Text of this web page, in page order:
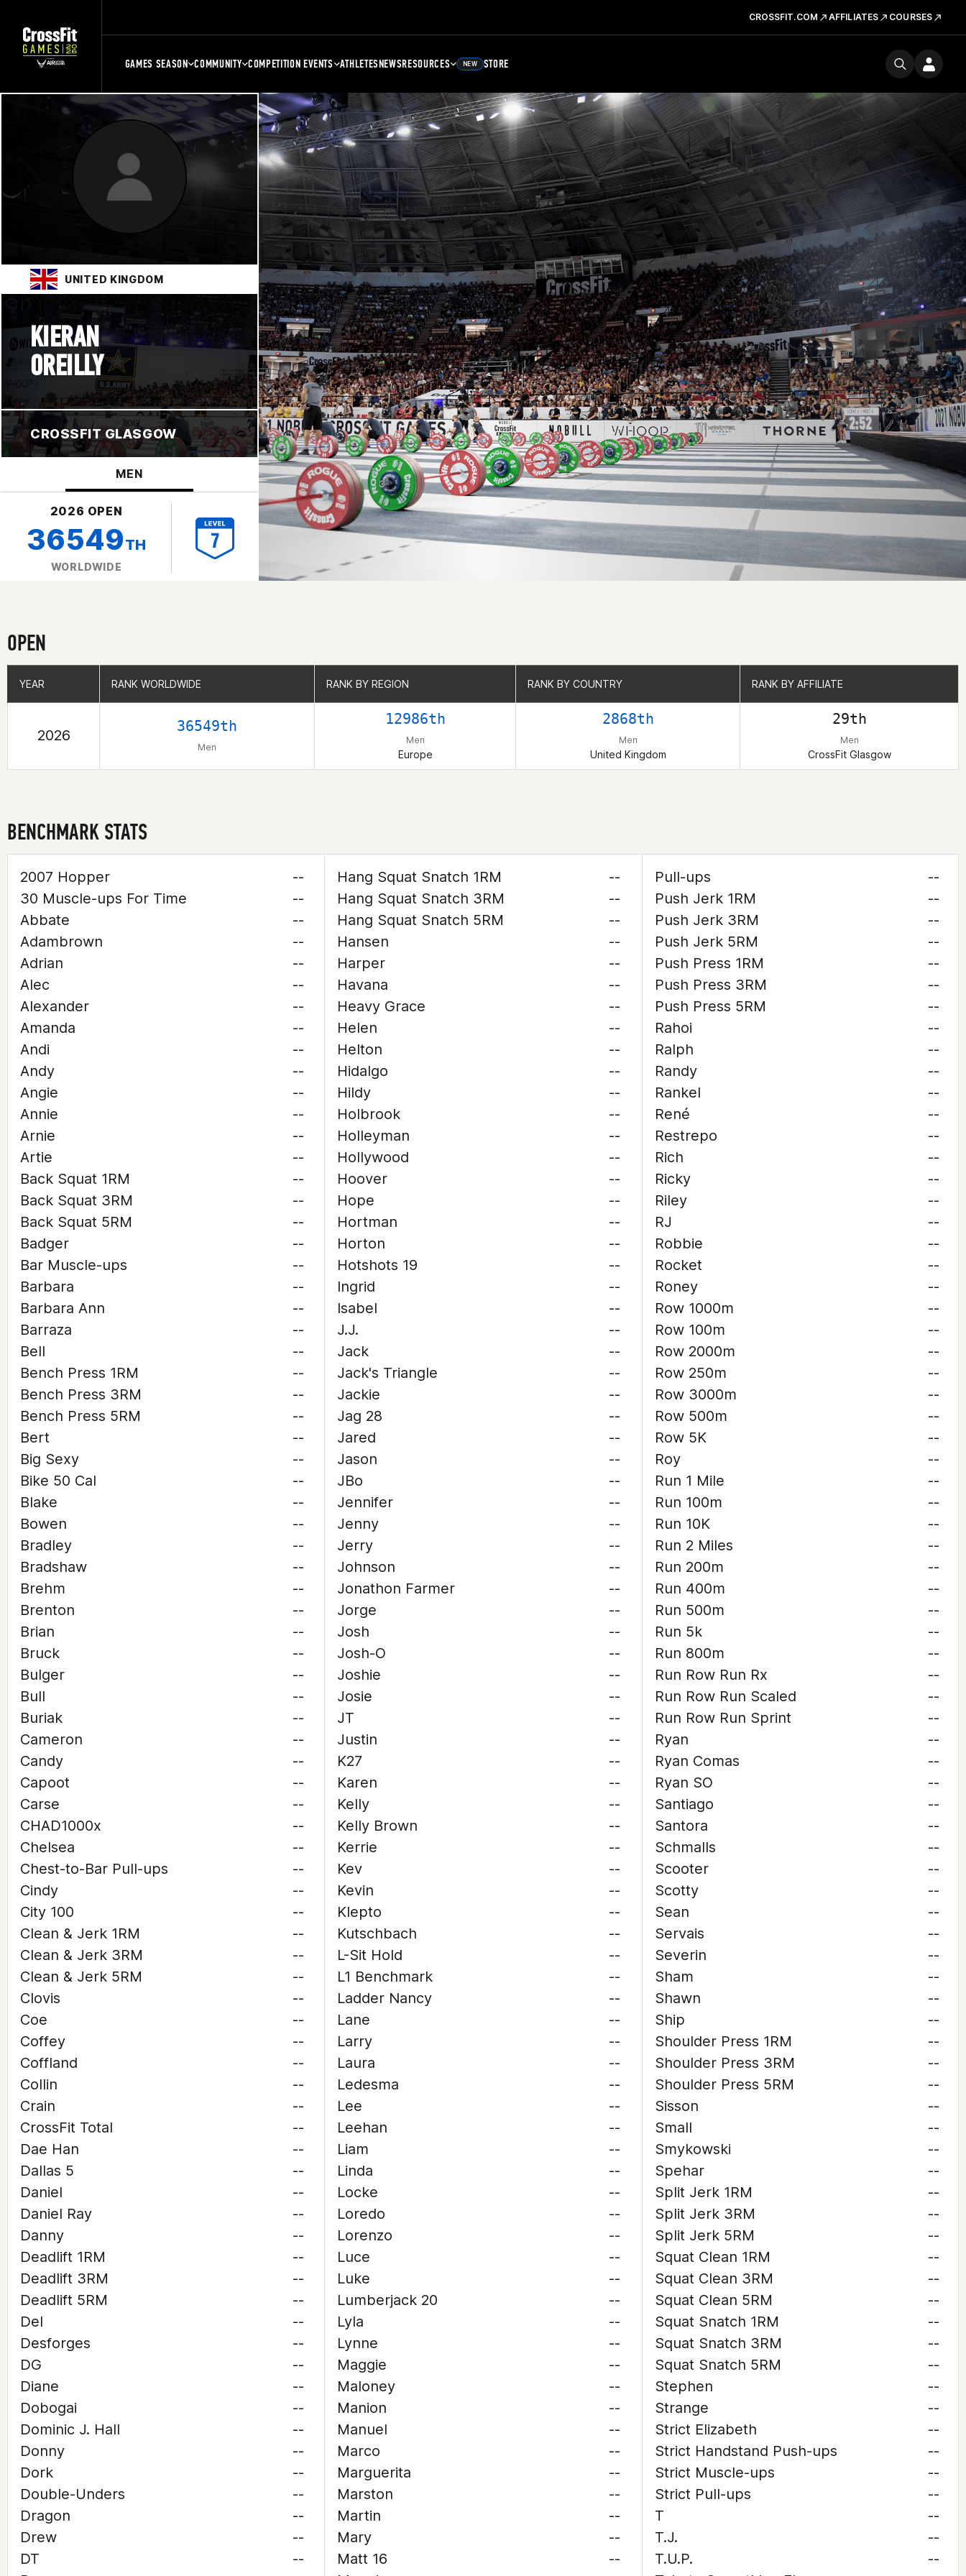
CROSSFIT.COM AFFILIATES COURSES
GAMES SEASON COMMUNITY COMPETITION EVENTS ATHLETESNEWSRESOURCES NEW STORE
UNITED KINGDOM
KIERAN
OREILLY
CROSSFIT GLASGOW
MEN
2026 OPEN
36549TH
WORLDWIDE
OPEN
YEAR RANK WORLDWIDE RANK BY REGION RANK BY COUNTRY RANK BY AFFILIATE
2026
36549th
Men
12986th
Men
Europe
2868th
Men
United Kingdom
29th
Men
CrossFit Glasgow
YEAR RANK WORLDWIDE RANK BY REGION RANK BY COUNTRY RANK BY AFFILIATE
BENCHMARK STATS
2007 Hopper
--
30 Muscle-ups For Time
--
Abbate
--
Adambrown
--
Adrian
--
Alec
--
Alexander
--
Amanda
--
Andi
--
Andy
--
Angie
--
Annie
--
Arnie
--
Artie
--
Back Squat 1RM
--
Back Squat 3RM
--
Back Squat 5RM
--
Badger
--
Bar Muscle-ups
--
Barbara
--
Barbara Ann
--
Barraza
--
Bell
--
Bench Press 1RM
--
Bench Press 3RM
--
Bench Press 5RM
--
Bert
--
Big Sexy
--
Bike 50 Cal
--
Blake
--
Bowen
--
Bradley
--
Bradshaw
--
Brehm
--
Brenton
--
Brian
--
Bruck
--
Bulger
--
Bull
--
Buriak
--
Cameron
--
Candy
--
Capoot
--
Carse
--
CHAD1000x
--
Chelsea
--
Chest-to-Bar Pull-ups
--
Cindy
--
City 100
--
Clean & Jerk 1RM
--
Clean & Jerk 3RM
--
Clean & Jerk 5RM
--
Clovis
--
Coe
--
Coffey
--
Coffland
--
Collin
--
Crain
--
CrossFit Total
--
Dae Han
--
Dallas 5
--
Daniel
--
Daniel Ray
--
Danny
--
Deadlift 1RM
--
Deadlift 3RM
--
Deadlift 5RM
--
Del
--
Desforges
--
DG
--
Diane
--
Dobogai
--
Dominic J. Hall
--
Donny
--
Dork
--
Double-Unders
--
Dragon
--
Drew
--
DT
--
Hang Squat Snatch 1RM
--
Hang Squat Snatch 3RM
--
Hang Squat Snatch 5RM
--
Hansen
--
Harper
--
Havana
--
Heavy Grace
--
Helen
--
Helton
--
Hidalgo
--
Hildy
--
Holbrook
--
Holleyman
--
Hollywood
--
Hoover
--
Hope
--
Hortman
--
Horton
--
Hotshots 19
--
Ingrid
--
Isabel
--
J.J.
--
Jack
--
Jack's Triangle
--
Jackie
--
Jag 28
--
Jared
--
Jason
--
JBo
--
Jennifer
--
Jenny
--
Jerry
--
Johnson
--
Jonathon Farmer
--
Jorge
--
Josh
--
Josh-O
--
Joshie
--
Josie
--
JT
--
Justin
--
K27
--
Karen
--
Kelly
--
Kelly Brown
--
Kerrie
--
Kev
--
Kevin
--
Klepto
--
Kutschbach
--
L-Sit Hold
--
L1 Benchmark
--
Ladder Nancy
--
Lane
--
Larry
--
Laura
--
Ledesma
--
Lee
--
Leehan
--
Liam
--
Linda
--
Locke
--
Loredo
--
Lorenzo
--
Luce
--
Luke
--
Lumberjack 20
--
Lyla
--
Lynne
--
Maggie
--
Maloney
--
Manion
--
Manuel
--
Marco
--
Marguerita
--
Marston
--
Martin
--
Mary
--
Matt 16
--
Pull-ups
--
Push Jerk 1RM
--
Push Jerk 3RM
--
Push Jerk 5RM
--
Push Press 1RM
--
Push Press 3RM
--
Push Press 5RM
--
Rahoi
--
Ralph
--
Randy
--
Rankel
--
René
--
Restrepo
--
Rich
--
Ricky
--
Riley
--
RJ
--
Robbie
--
Rocket
--
Roney
--
Row 1000m
--
Row 100m
--
Row 2000m
--
Row 250m
--
Row 3000m
--
Row 500m
--
Row 5K
--
Roy
--
Run 1 Mile
--
Run 100m
--
Run 10K
--
Run 2 Miles
--
Run 200m
--
Run 400m
--
Run 500m
--
Run 5k
--
Run 800m
--
Run Row Run Rx
--
Run Row Run Scaled
--
Run Row Run Sprint
--
Ryan
--
Ryan Comas
--
Ryan SO
--
Santiago
--
Santora
--
Schmalls
--
Scooter
--
Scotty
--
Sean
--
Servais
--
Severin
--
Sham
--
Shawn
--
Ship
--
Shoulder Press 1RM
--
Shoulder Press 3RM
--
Shoulder Press 5RM
--
Sisson
--
Small
--
Smykowski
--
Spehar
--
Split Jerk 1RM
--
Split Jerk 3RM
--
Split Jerk 5RM
--
Squat Clean 1RM
--
Squat Clean 3RM
--
Squat Clean 5RM
--
Squat Snatch 1RM
--
Squat Snatch 3RM
--
Squat Snatch 5RM
--
Stephen
--
Strange
--
Strict Elizabeth
--
Strict Handstand Push-ups
--
Strict Muscle-ups
--
Strict Pull-ups
--
T
--
T.J.
--
T.U.P.
--